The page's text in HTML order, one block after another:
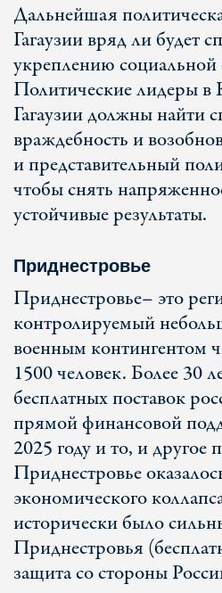
Дальнейшая
Гагаузии вряд ли будет
укреплению социальной
Политические лидеры
Гагаузии должны найти
враждебность и
и представительный
чтобы снять
устойчивые результаты.
Приднестровье
Приднестровье– это
контролируемый
военным контингентом
1500 человек. Более 30
бесплатных поставок
прямой финансовой
2025 году и то, и другое
Приднестровье
экономического
исторически было
Приднестровья
защита со стороны